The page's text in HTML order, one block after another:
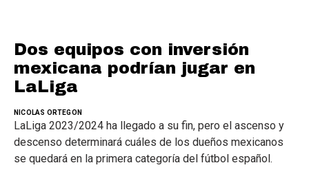
Dos equipos con inversión
mexicana podrían jugar en
LaLiga
NICOLAS ORTEGON
LaLiga 2023/2024 ha llegado a su fin, pero el ascenso y
descenso determinará cuáles de los dueños mexicanos
se quedará en la primera categoría del fútbol español.